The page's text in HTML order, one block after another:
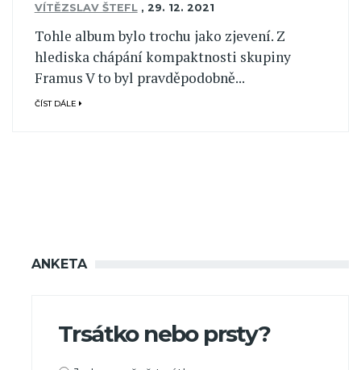
VÍTĚZSLAV ŠTEFL , 29. 12. 2021
Tohle album bylo trochu jako zjevení. Z
hlediska chápání kompaktnosti skupiny
Framus V to byl pravděpodobně...
ČÍST DÁLE
ANKETA
Trsátko nebo prsty?